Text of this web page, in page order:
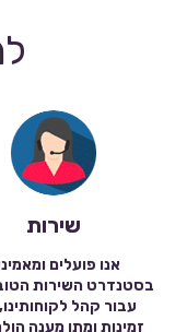
שירות
אנו פועלים
בסטנדרט השירות
עבור קהל
זמינות ומתן מענה